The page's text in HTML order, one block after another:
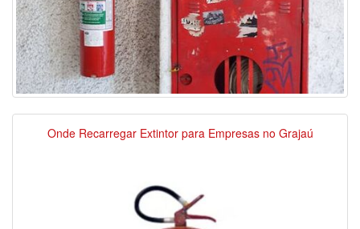
Onde Recarregar Extintor para Empresas no Grajaú